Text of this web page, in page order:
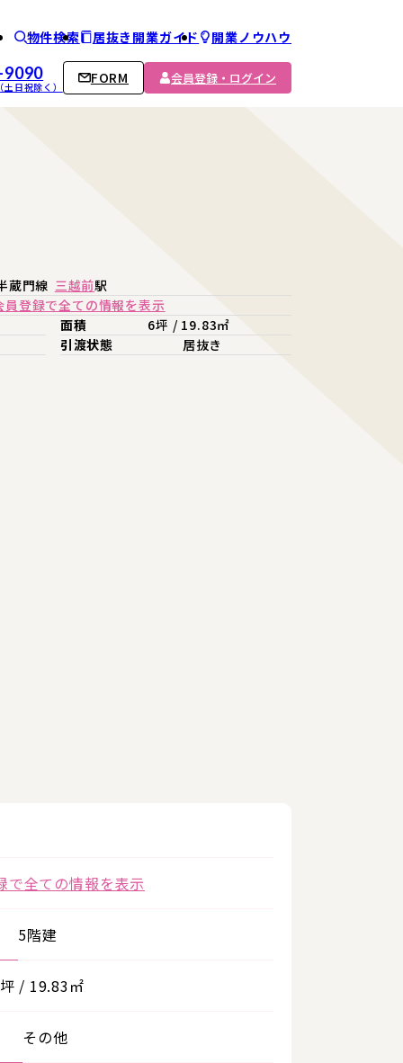
物件検索 居抜き開業ガイド 開業ノウハウ
日祝除く）
FORM 会員登録・ログイン
蔵門線 三越前駅
員登録で全ての情報を表示
面積
6坪 / 19.83㎡
引渡状態
居抜き
で全ての情報を表示
5階建
/ 19.83㎡
その他